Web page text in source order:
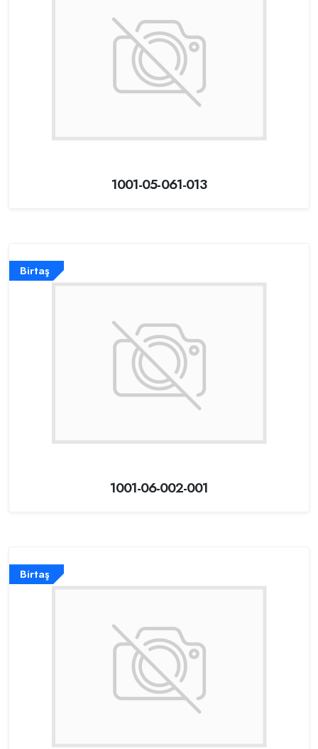
1001-05-061-013
Birtaş
1001-06-002-001
Birtaş